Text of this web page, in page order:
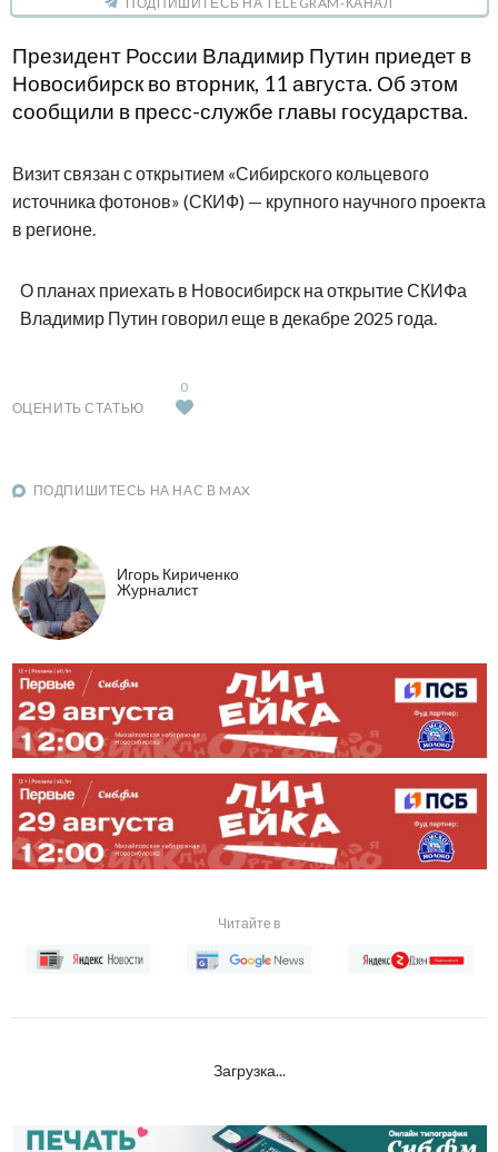
Президент России Владимир Путин приедет в
Новосибирск во вторник, 11 августа. Об этом
сообщили в пресс-службе главы государства.
Визит связан с открытием «Сибирского кольцевого
источника фотонов» (СКИФ) — крупного научного проекта
в регионе.
О планах приехать в Новосибирск на открытие СКИФа
Владимир Путин говорил еще в декабре 2025 года.
ОЦЕНИТЬ СТАТЬЮ
0
ПОДПИШИТЕСЬ НА НАС В MAX
Игорь Кириченко
Журналист
Читайте в
Загрузка...